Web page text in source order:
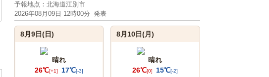
予報地点：北海道江別市
2026年08月09日 12時00分 発表
8月9日(日)
晴れ
26℃[+1] 17℃[-3]
8月10日(月)
晴れ
26℃[0] 15℃[-2]